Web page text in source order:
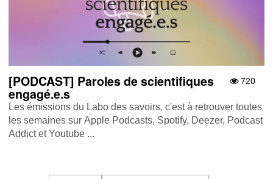
720
[PODCAST] Paroles de scientifiques
engagé.e.s
Les émissions du Labo des savoirs, c'est à retrouver toutes
les semaines sur Apple Podcasts , Spotify , Deezer , Podcast
Addict et Youtube ...